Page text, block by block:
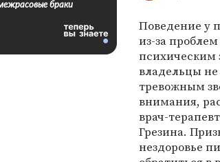
Поведение у
из-за
психическим
владельцы
тревожным
внимания,
врач-
Грезина.
нездоровье
браки